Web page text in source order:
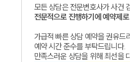
모든 상담은 전문변호사가 사건
전문적으로 진행하기에 예약제
가급적 빠른 상담 예약을 권유드
예약 시간 준수를 부탁드립니다.
만족스러운 상담을 위해 최선을